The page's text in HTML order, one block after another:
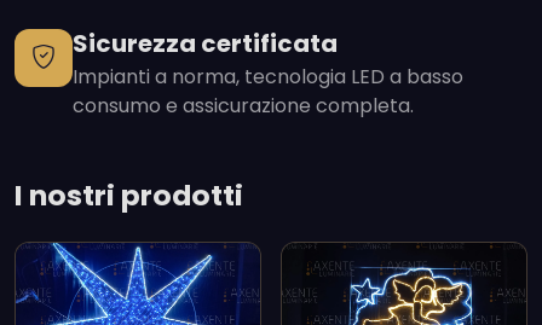
Sicurezza certificata
Impianti a norma, tecnologia LED a basso
consumo e assicurazione completa.
I nostri prodotti